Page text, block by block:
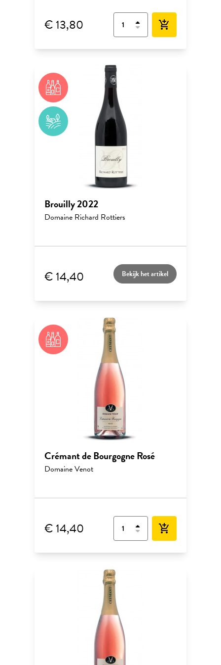
€ 13,80 add_shopping_cart
Brouilly 2022
Domaine Richard Rottiers
€ 14,40 Bekijk het artikel
Crémant de Bourgogne Rosé
Domaine Venot
€ 14,40 add_shopping_cart